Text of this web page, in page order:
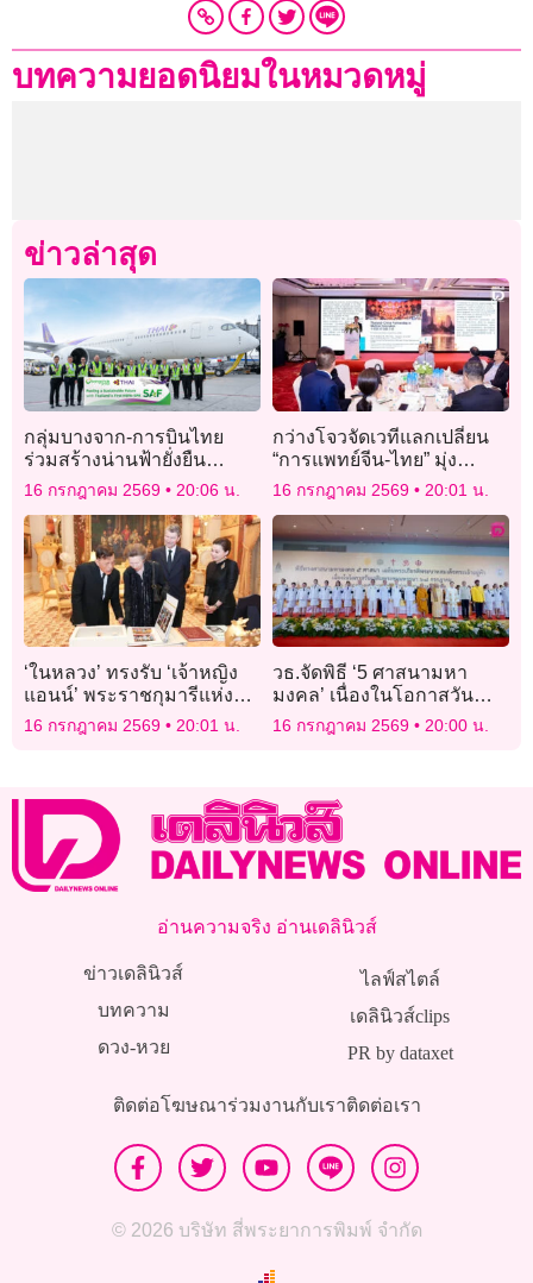
บทความยอดนิยมในหมวดหมู่
ข่าวล่าสุด
กลุ่มบางจาก-การบินไทย
ร่วมสร้างน่านฟ้ายั่งยืน
HEFA-SPK SAF ผลิตในไทย
ครั้งแรก
16 กรกฎาคม 2569 20:06 น.
กว่างโจวจัดเวทีแลกเปลี่ยน
“การแพทย์จีน-ไทย” มุ่ง
พัฒนายาและบริการสุขภาพ
16 กรกฎาคม 2569 20:01 น.
‘ในหลวง’ ทรงรับ ‘เจ้าหญิง
แอนน์’ พระราชกุมารีแห่งสห
ราชอาณาจักร ในโอกาส
เสด็จเยือนประเทศไทย
16 กรกฎาคม 2569 20:01 น.
วธ.จัดพิธี ‘5 ศาสนามหา
มงคล’ เนื่องในโอกาสวัน
เฉลิมพระชนมพรรษา
‘พระบาทสมเด็จ
16 กรกฎาคม 2569 20:00 น.
อ่านความจริง อ่านเดลินิวส์
ข่าวเดลินิวส์
บทความ
ดวง-หวย
ไลฟ์สไตล์
เดลินิวส์clips
PR by dataxet
ติดต่อโฆษณาร่วมงานกับเราติดต่อเรา
© 2026 บริษัท สี่พระยาการพิมพ์ จำกัด